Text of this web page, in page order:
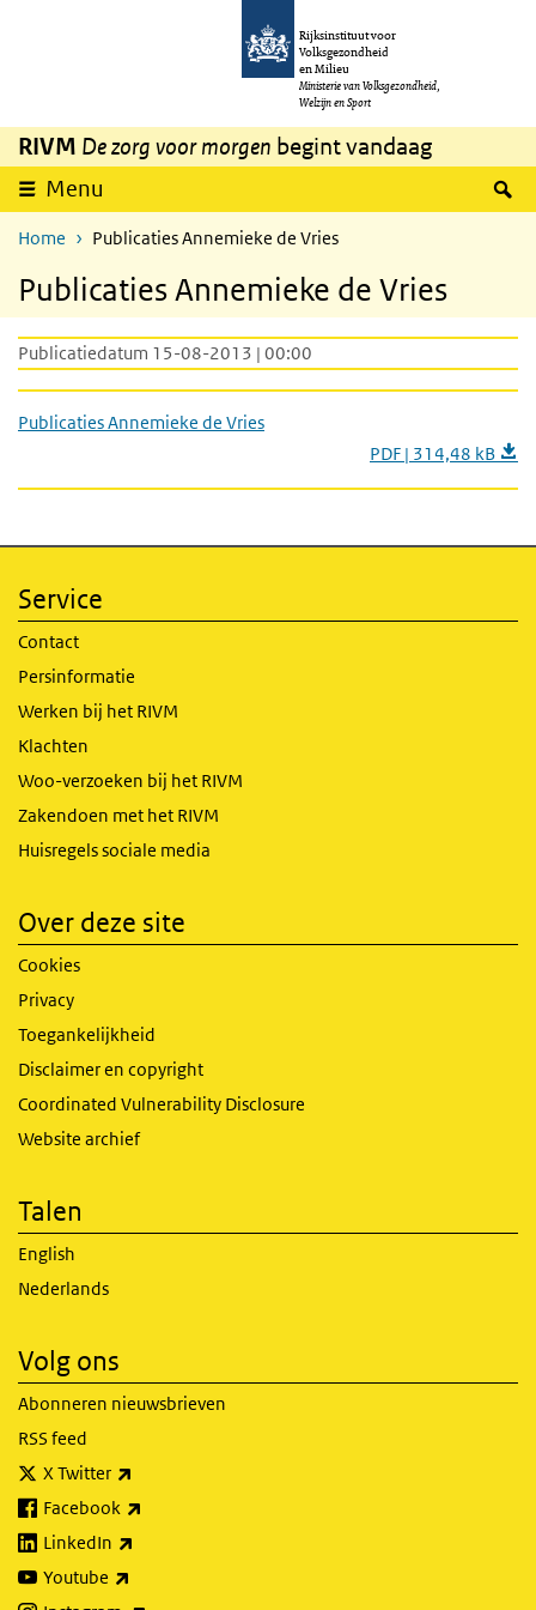
Overslaan en naar de inhoud gaan
Rijksinstituut voor
Volksgezondheid
en Milieu
Ministerie van Volksgezondheid,
Welzijn en Sport
RIVM De zorg voor morgen begint vandaag
Menu
Home Publicaties Annemieke de Vries
Publicaties Annemieke de Vries
Publicatiedatum 15-08-2013 | 00:00
Publicaties Annemieke de Vries
PDF | 314,48 kB
Service
Contact
Persinformatie
Werken bij het RIVM
Klachten
Woo-verzoeken bij het RIVM
Zakendoen met het RIVM
Huisregels sociale media
Over deze site
Cookies
Privacy
Toegankelijkheid
Disclaimer en copyright
Coordinated Vulnerability Disclosure
Website archief
Talen
English
Nederlands
Volg ons
Abonneren nieuwsbrieven
RSS feed
X Twitter
Facebook
LinkedIn
Youtube